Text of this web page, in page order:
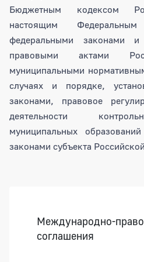
Бюджетным кодексом
настоящим
федеральными законами
правовыми актами
муниципальными
случаях и порядке,
законами, правовое
деятельности
муниципальных
законами субъекта
Международно-
соглашения